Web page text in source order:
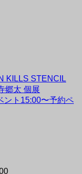
KILLS STENCIL
郷太 個展
ント15:00〜予約ペ